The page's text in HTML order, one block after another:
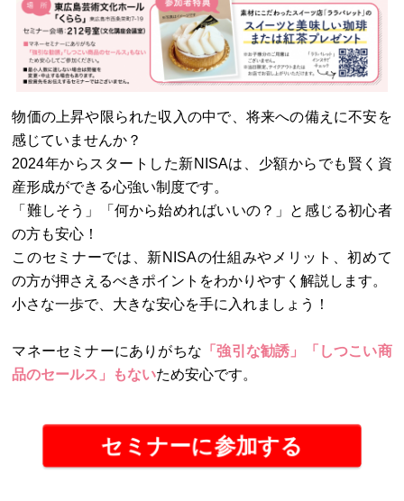
物価の上昇や限られた収入の中で、将来への備えに不安を
感じていませんか？
2024年からスタートした新NISAは、少額からでも賢く資
産形成ができる心強い制度です。
「難しそう」「何から始めればいいの？」と感じる初心者
の方も安心！
このセミナーでは、新NISAの仕組みやメリット、初めて
の方が押さえるべきポイントをわかりやすく解説します。
小さな一歩で、大きな安心を手に入れましょう！
マネーセミナーにありがちな 「強引な勧誘」「しつこい商
品のセールス」もないため安心です。
セミナーに参加する